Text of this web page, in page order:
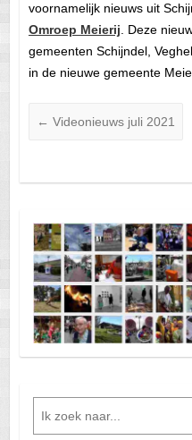
voornamelijk nieuws uit
Omroep Meierij . Deze
gemeenten Schijndel,
in de nieuwe gemeente
← Videonieuws juli 2021